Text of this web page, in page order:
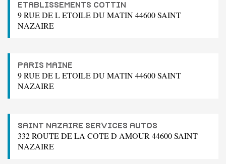
ETABLISSEMENTS COTTIN
9 RUE DE L ETOILE DU MATIN 44600 SAINT
NAZAIRE
PARIS MAINE
9 RUE DE L ETOILE DU MATIN 44600 SAINT
NAZAIRE
SAINT NAZAIRE SERVICES AUTOS
332 ROUTE DE LA COTE D AMOUR 44600 SAINT
NAZAIRE